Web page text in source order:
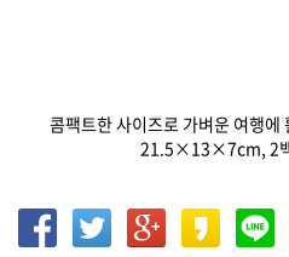
콤팩트한 사이즈로 가벼운 여행에
21.5×13×7cm, 2백